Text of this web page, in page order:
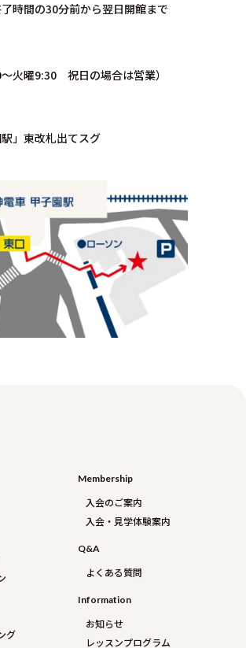
時間の30分前から翌日開館まで
火曜9:30 祝日の場合は営業）
」東改札出てスグ
グ
Membership
入会のご案内
入会・見学体験案内
Q&a
よくある質問
Information
お知らせ
レッスンプログラム